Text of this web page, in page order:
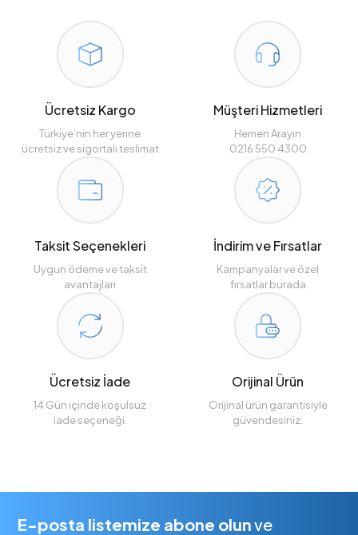
Ücretsiz Kargo
Türkiye’nin her yerine
ücretsiz ve sigortalı teslimat
Müşteri Hizmetleri
Hemen Arayın
0216 550 4300
Taksit Seçenekleri
Uygun ödeme ve taksit
avantajları
İndirim ve Fırsatlar
Kampanyalar ve özel
fırsatlar burada
Ücretsiz İade
14 Gün içinde koşulsuz
iade seçeneği.
Orijinal Ürün
Orijinal ürün garantisiyle
güvendesiniz.
E-posta listemize abone olunve